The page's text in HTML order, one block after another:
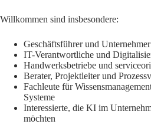
Willkommen sind insbesondere:
Geschäftsführer und
IT-Verantwortliche und
Handwerksbetriebe und
Berater, Projektleiter und
Fachleute für
Systeme
Interessierte, die KI im
möchten